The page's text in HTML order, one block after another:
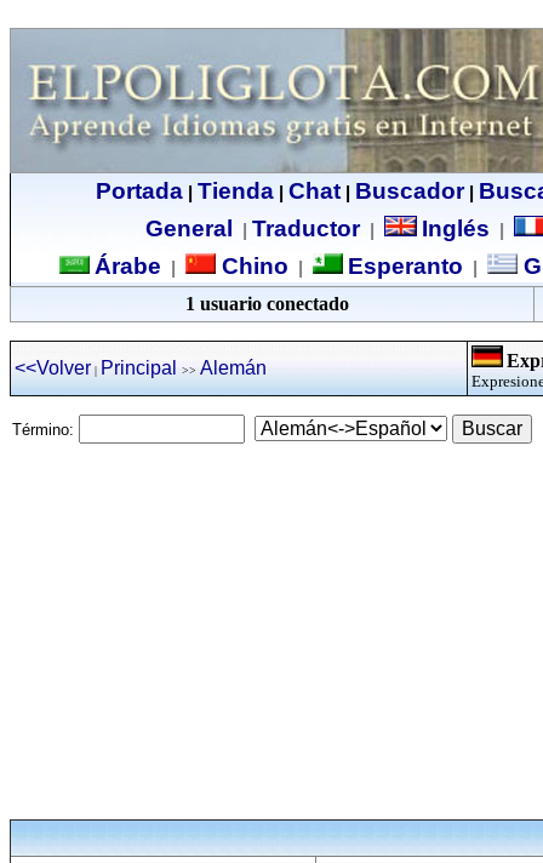
Portada| Tienda| Chat| Buscador|
General
Traductor| Inglés
Árabe Chino Esperanto
1 usuario conectado
<<Volver | Principal >> Alemán
Término: